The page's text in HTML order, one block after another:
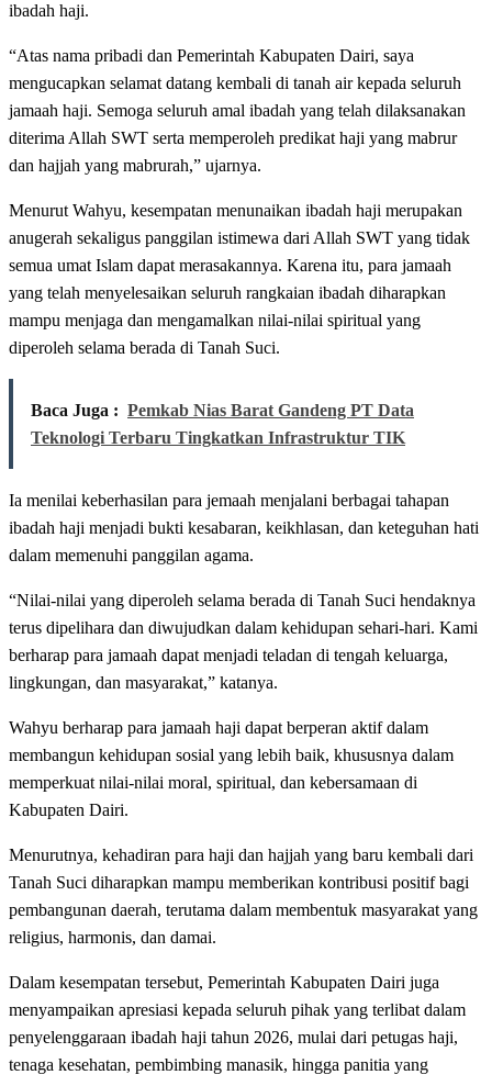
ibadah haji.
“Atas nama pribadi dan Pemerintah Kabupaten Dairi, saya
mengucapkan selamat datang kembali di tanah air kepada seluruh
jamaah haji. Semoga seluruh amal ibadah yang telah dilaksanakan
diterima Allah SWT serta memperoleh predikat haji yang mabrur
dan hajjah yang mabrurah,” ujarnya.
Menurut Wahyu, kesempatan menunaikan ibadah haji merupakan
anugerah sekaligus panggilan istimewa dari Allah SWT yang tidak
semua umat Islam dapat merasakannya. Karena itu, para jamaah
yang telah menyelesaikan seluruh rangkaian ibadah diharapkan
mampu menjaga dan mengamalkan nilai-nilai spiritual yang
diperoleh selama berada di Tanah Suci.
Baca Juga : Pemkab Nias Barat Gandeng PT Data
Teknologi Terbaru Tingkatkan Infrastruktur TIK
Ia menilai keberhasilan para jemaah menjalani berbagai tahapan
ibadah haji menjadi bukti kesabaran, keikhlasan, dan keteguhan hati
dalam memenuhi panggilan agama.
“Nilai-nilai yang diperoleh selama berada di Tanah Suci hendaknya
terus dipelihara dan diwujudkan dalam kehidupan sehari-hari. Kami
berharap para jamaah dapat menjadi teladan di tengah keluarga,
lingkungan, dan masyarakat,” katanya.
Wahyu berharap para jamaah haji dapat berperan aktif dalam
membangun kehidupan sosial yang lebih baik, khususnya dalam
memperkuat nilai-nilai moral, spiritual, dan kebersamaan di
Kabupaten Dairi.
Menurutnya, kehadiran para haji dan hajjah yang baru kembali dari
Tanah Suci diharapkan mampu memberikan kontribusi positif bagi
pembangunan daerah, terutama dalam membentuk masyarakat yang
religius, harmonis, dan damai.
Dalam kesempatan tersebut, Pemerintah Kabupaten Dairi juga
menyampaikan apresiasi kepada seluruh pihak yang terlibat dalam
penyelenggaraan ibadah haji tahun 2026, mulai dari petugas haji,
tenaga kesehatan, pembimbing manasik, hingga panitia yang